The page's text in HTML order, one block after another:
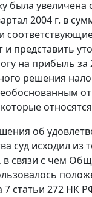
была увеличена
2004 г. в
и представить
на прибыль за
решения
относятся
об
суд исходил из
в связи с чем
7 статьи 272 НК